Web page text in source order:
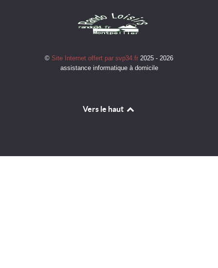
© Site Internet offert par svp34.fr 2025 - 2026
assistance informatique à domicile
Vers le haut